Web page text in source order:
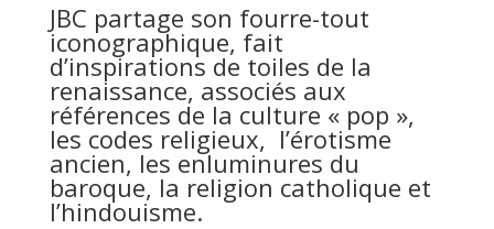
JBC partage son fourre-tout
iconographique, fait
d’inspirations de toiles de la
renaissance, associés aux
références de la culture « pop »,
les codes religieux, l’érotisme
ancien, les enluminures du
baroque, la religion catholique et
l’hindouisme.